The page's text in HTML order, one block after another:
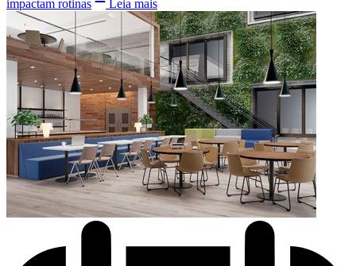
impactam rotinas
Leia mais